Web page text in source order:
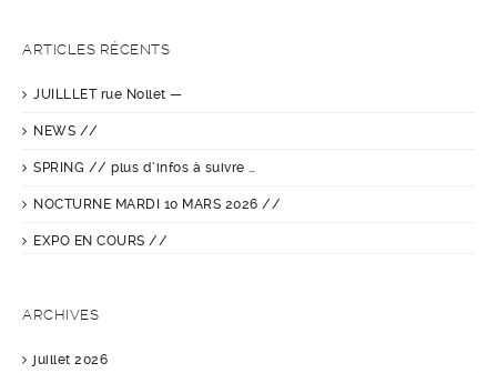
ARTICLES RÉCENTS
JUILLLET rue Nollet —
NEWS //
SPRING // plus d’infos à suivre …
NOCTURNE MARDI 10 MARS 2026 //
EXPO EN COURS //
ARCHIVES
juillet 2026